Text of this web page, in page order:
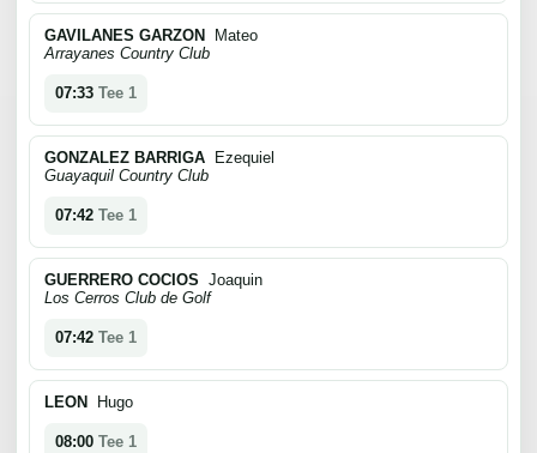
GAVILANES GARZON
Mateo
Arrayanes Country Club
07:33 Tee 1
GONZALEZ BARRIGA Ezequiel
Guayaquil Country Club
07:42 Tee 1
GUERRERO COCIOS Joaquin
Los Cerros Club de Golf
07:42 Tee 1
LEON Hugo
08:00 Tee 1